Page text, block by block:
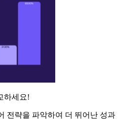
하세요!
전략을 파악하여 더 뛰어난 성과